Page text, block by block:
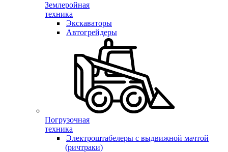
Землеройная
техника
Экскаваторы
Автогрейдеры
Погрузочная
техника
Электроштабелеры с выдвижной мачтой
(ричтраки)